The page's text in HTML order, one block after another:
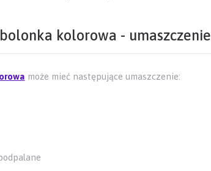
kolorowa - umaszczenie
może mieć następujące umaszczenie: